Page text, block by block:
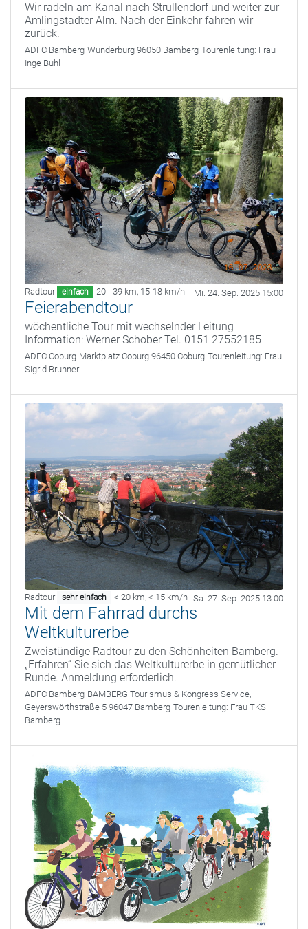
Wir radeln am Kanal nach Strullendorf und weiter zur
Amlingstadter Alm. Nach der Einkehr fahren wir
zurück.
ADFC Bamberg Wunderburg 96050 Bamberg Tourenleitung: Frau
Inge Buhl
Radtour einfach 20 - 39 km, 15-18 km/h Mi. 24. Sep. 2025 15:00
Feierabendtour
wöchentliche Tour mit wechselnder Leitung
Information: Werner Schober Tel. 0151 27552185
ADFC Coburg Marktplatz Coburg 96450 Coburg Tourenleitung: Frau
Sigrid Brunner
Radtour sehr einfach < 20 km, < 15 km/h Sa. 27. Sep. 2025 13:00
Mit dem Fahrrad durchs
Weltkulturerbe
Zweistündige Radtour zu den Schönheiten Bamberg.
„Erfahren“ Sie sich das Weltkulturerbe in gemütlicher
Runde. Anmeldung erforderlich.
ADFC Bamberg BAMBERG Tourismus & Kongress Service,
Geyerswörthstraße 5 96047 Bamberg Tourenleitung: Frau TKS
Bamberg